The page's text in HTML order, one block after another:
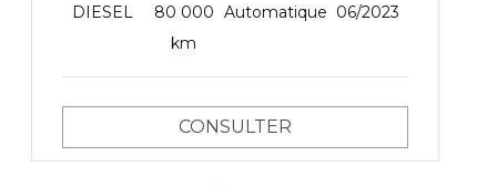
DIESEL
80 000
km
Automatique 06/2023
CONSULTER